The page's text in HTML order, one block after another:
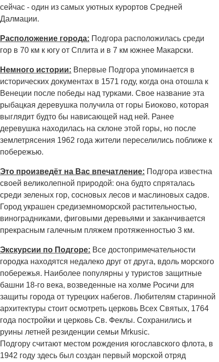
сейчас - один из самых уютных курортов Средней
Далмации.
Расположение города: Подгора расположилась среди
гор в 70 км к югу от Сплита и в 7 км южнее Макарски.
Немного истории: Впервые Подгора упоминается в
исторических документах в 1571 году, когда она отошла к
Венеции после победы над турками. Свое название эта
рыбацкая деревушка получила от горы Биоково, которая
выглядит будто бы нависающей над ней. Ранее
деревушка находилась на склоне этой горы, но после
землетрясения 1962 года жители переселились поближе к
побережью.
Это произведёт на Вас впечатление: Подгора известна
своей великолепной природой: она будто спряталась
среди зеленых гор, сосновых лесов и маслиновых садов.
Город украшен средиземноморской растительностью,
виноградниками, фиговыми деревьями и заканчивается
прекрасным галечным пляжем протяженностью 3 км.
Экскурсии по Подгоре: Все достопримечательности
городка находятся недалеко друг от друга, вдоль морского
побережья. Наиболее популярны у туристов защитные
башни 18-го века, возведенные на холме Росичи для
защиты города от турецких набегов. Любителям старинной
архитектуры стоит осмотреть церковь Всех Святых, 1764
года постройки и церковь Св. Феклы. Сохранились и
руины летней резиденции семьи Mrkusic.
Подгору считают местом рождения югославского флота, в
1942 году здесь был создан первый морской отряд